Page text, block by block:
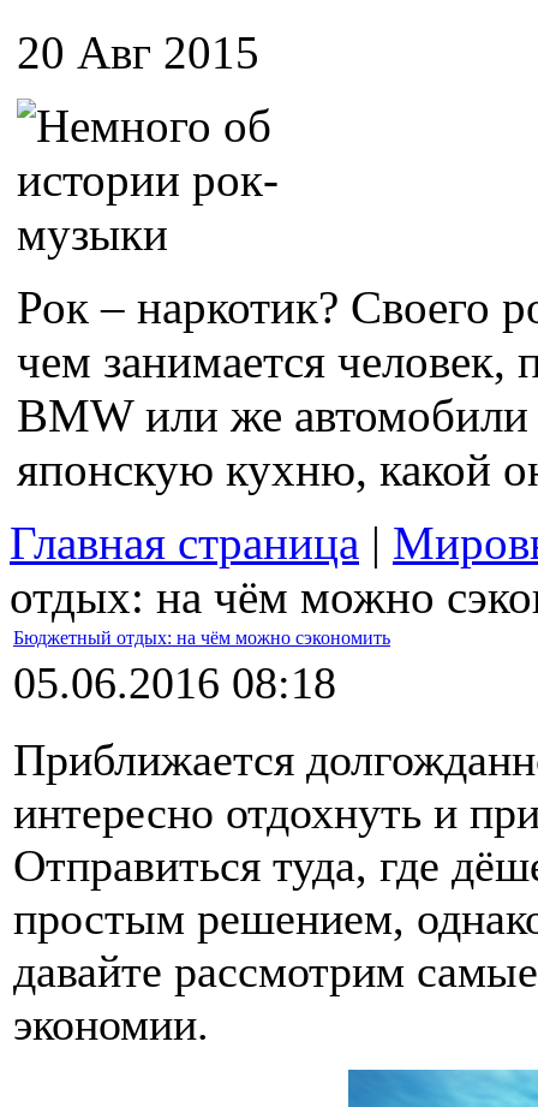
20 Авг 2015
Рок – наркотик? Своего
чем занимается
BMW или же
японскую кухню, какой
Главная страница |
отдых: на чём можно
Бюджетный отдых: на чём можно сэкономить
05.06.2016 08:18
Приближается
интересно отдохнуть и
Отправиться туда, где
простым решением,
давайте рассмотрим
экономии.